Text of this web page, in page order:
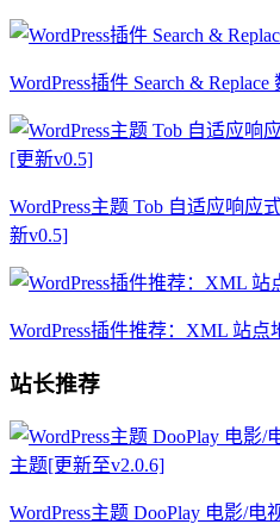
WordPress插件 Search &
WordPress主题 Tob 自适应响应
新v0.5]
WordPress插件推荐：XML 站
站长推荐
WordPress主题 DooPlay 电影/